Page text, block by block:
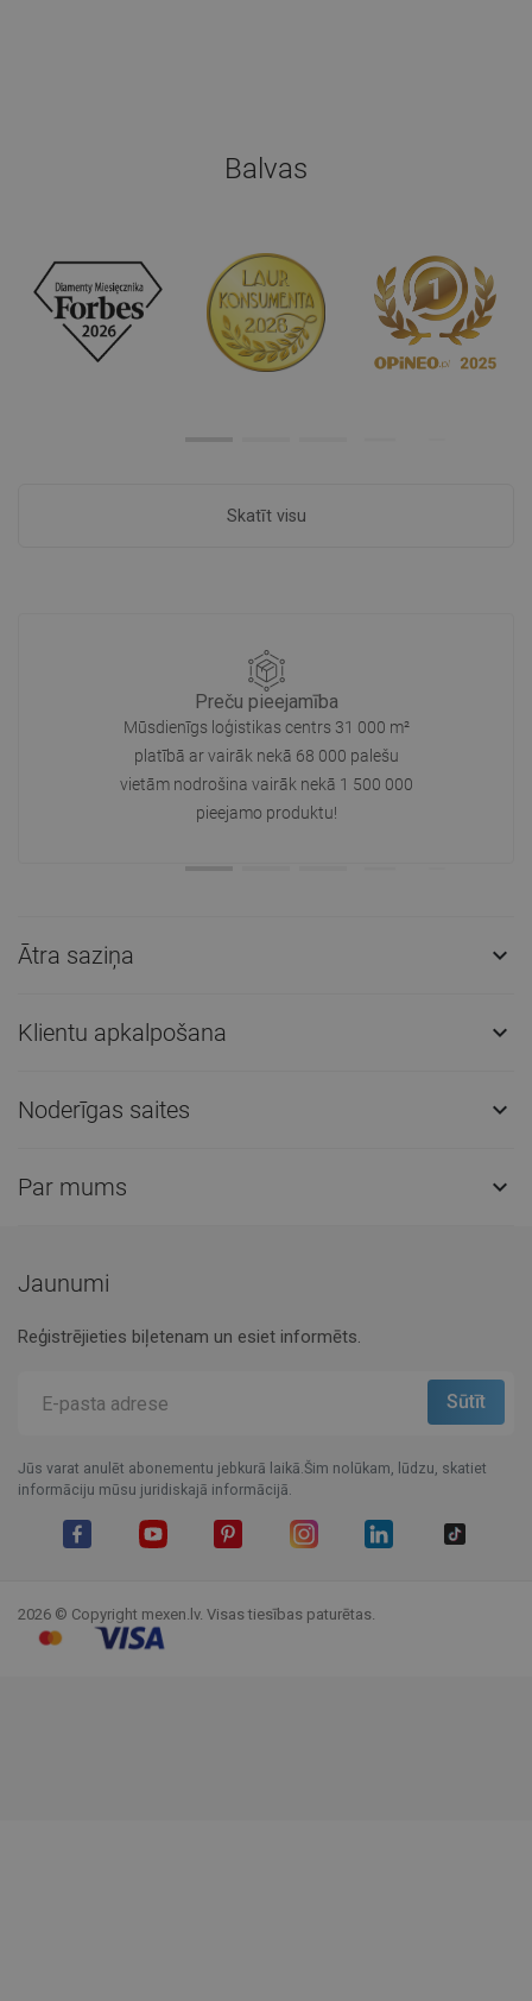
Balvas
Skatīt visu
Preču pieejamība
Mūsdienīgs loģistikas centrs 31 000 m²
platībā ar vairāk nekā 68 000 palešu
vietām nodrošina vairāk nekā 1 500 000
pieejamo produktu!
Ātra saziņa 
Klientu apkalpošana 
Noderīgas saites 
Par mums 
Jaunumi
Reģistrējieties biļetenam un esiet informēts.
Jūs varat anulēt abonementu jebkurā laikā.Šim nolūkam, lūdzu, skatiet
informāciju mūsu juridiskajā informācijā.
2026 © Copyright mexen.lv. Visas tiesības paturētas.